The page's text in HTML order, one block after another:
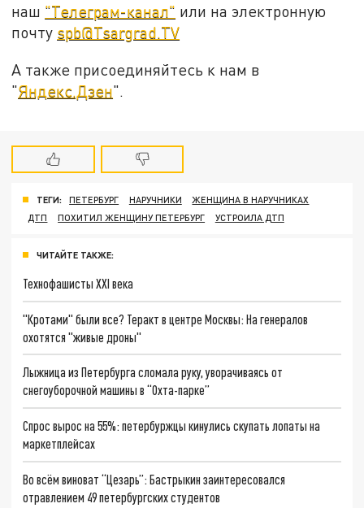
наш "Телеграм-канал" или на электронную
почту spb@Tsargrad.TV
А также присоединяйтесь к нам в
"Яндекс.Дзен".
ТЕГИ: ПЕТЕРБУРГ НАРУЧНИКИ
ЖЕНЩИНА В НАРУЧНИКАХ
ДТП
ПОХИТИЛ ЖЕНЩИНУ ПЕТЕРБУРГ УСТРОИЛА ДТП
ЧИТАЙТЕ ТАКЖЕ:
Технофашисты XXI века
"Кротами" были все? Теракт в центре Москвы: На генералов
охотятся "живые дроны"
Лыжница из Петербурга сломала руку, уворачиваясь от
снегоуборочной машины в “Охта-парке”
Спрос вырос на 55%: петербуржцы кинулись скупать лопаты на
маркетплейсах
Во всём виноват “Цезарь”: Бастрыкин заинтересовался
отравлением 49 петербургских студентов